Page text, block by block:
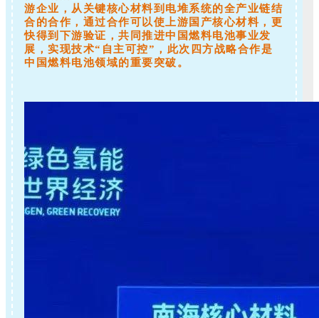
游企业，从关键核心材料到电堆系统的全产业链结
合的合作，通过合作可以使上游国产核心材料，更
快得到下游验证，共同推进中国燃料电池事业发
展，实现技术“自主可控”，此次四方战略合作是
中国燃料电池领域的重要突破。